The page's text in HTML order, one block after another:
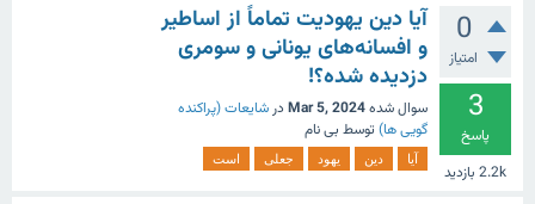
0
امتیاز
3
پاسخ
2.2k بازدید
آیا دین یهودیت تماماً از اساطیر
و افسانه‌های یونانی و سومری
دزدیده شده؟!
سوال شدهMar 5, 2024 در شایعات (پراکنده
گویی ها) توسط بی نام
آیا دین یهود جعلی است